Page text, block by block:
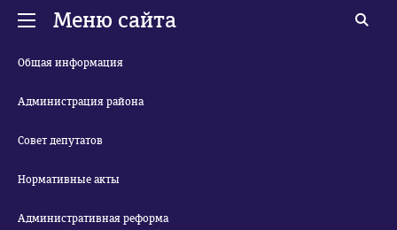
Меню сайта
Общая информация
Администрация района
Совет депутатов
Нормативные акты
Административная реформа